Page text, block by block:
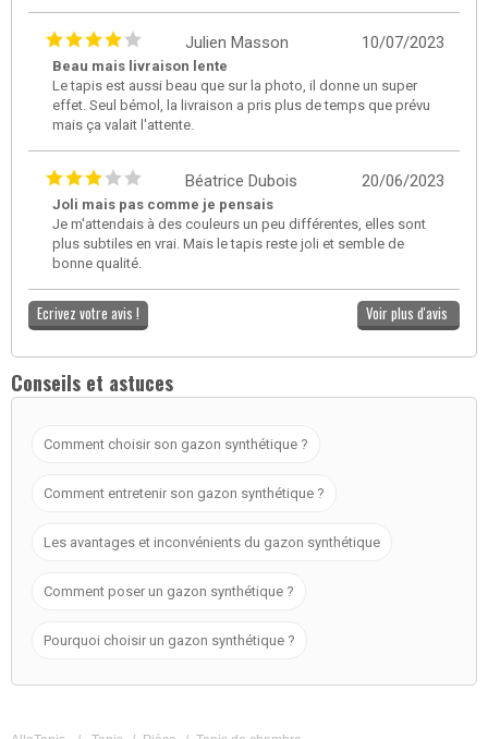
10/07/2023
Julien Masson
Beau mais livraison lente
Le tapis est aussi beau que sur la photo, il donne un super
effet. Seul bémol, la livraison a pris plus de temps que prévu
mais ça valait l'attente.
20/06/2023
Béatrice Dubois
Joli mais pas comme je pensais
Je m'attendais à des couleurs un peu différentes, elles sont
plus subtiles en vrai. Mais le tapis reste joli et semble de
bonne qualité.
Ecrivez votre avis ! Voir plus d'avis
Conseils et astuces
Comment choisir son gazon synthétique ?
Comment entretenir son gazon synthétique ?
Les avantages et inconvénients du gazon synthétique
Comment poser un gazon synthétique ?
Pourquoi choisir un gazon synthétique ?